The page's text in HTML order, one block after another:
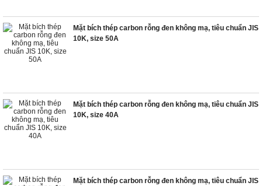
Mặt bích thép carbon rỗng đen không mạ, tiêu chuẩn JIS
10K, size 50A
Mặt bích thép carbon rỗng đen không mạ, tiêu chuẩn JIS
10K, size 40A
Mặt bích thép carbon rỗng đen không mạ, tiêu chuẩn JIS